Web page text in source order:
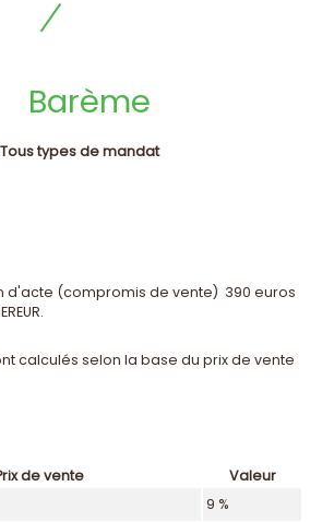
Barème
Tous types de mandat
d'acte (compromis de vente) 390 euros
calculés selon la base du prix de vente
de vente
Valeur
9 %